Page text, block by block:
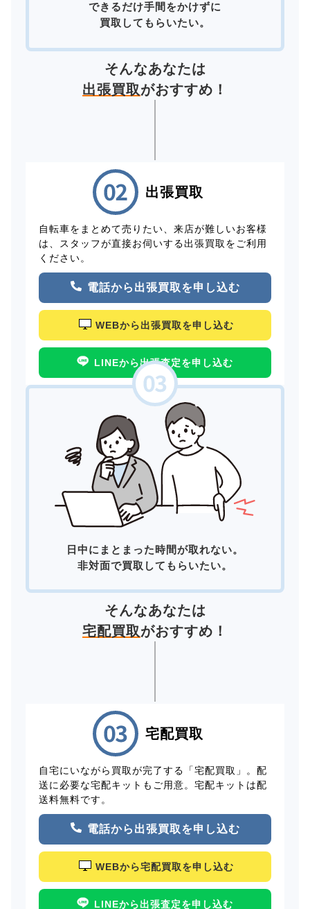
できるだけ手間をかけずに
買取してもらいたい。
そんなあなたは
出張買取がおすすめ！
出張買取
自転車をまとめて売りたい、来店が難しいお客様
は、スタッフが直接お伺いする出張買取をご利用
ください。
電話から出張買取を申し込む
WEBから出張買取を申し込む
LINEから出張査定を申し込む
日中にまとまった時間が取れない。
非対面で買取してもらいたい。
そんなあなたは
宅配買取がおすすめ！
宅配買取
自宅にいながら買取が完了する「宅配買取」。配
送に必要な宅配キットもご用意。宅配キットは配
送料無料です。
電話から出張買取を申し込む
WEBから宅配買取を申し込む
LINEから出張査定を申し込む